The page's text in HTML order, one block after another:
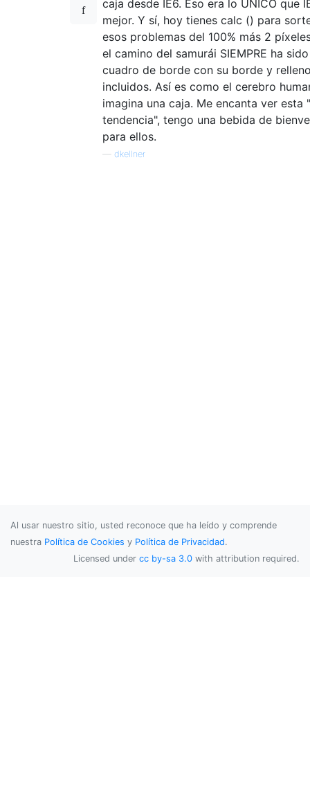
caja desde IE6. Eso era lo ÚNICO que
mejor. Y sí, hoy tienes calc () para
esos problemas del 100% más 2
el camino del samurái SIEMPRE ha
cuadro de borde con su borde y
incluidos. Así es como el cerebro
imagina una caja. Me encanta ver esta
tendencia", tengo una bebida de
para ellos.
dkellner
Al usar nuestro sitio, usted reconoce que ha leído y comprende
nuestra Política de Cookies y Política de Privacidad.
Licensed under cc by-sa 3.0 with attribution required.